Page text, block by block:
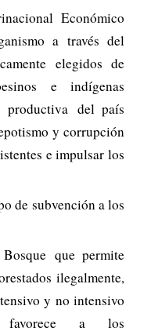
Económico
a través del
elegidos de
e indígenas
productiva del país
y corrupción
e impulsar los
de subvención a los
que permite
ilegalmente,
y no intensivo
a los